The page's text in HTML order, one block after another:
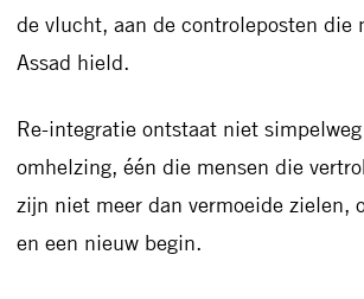
de vlucht, aan de controleposten die
Assad hield.
Re-integratie ontstaat niet
omhelzing, één die mensen die
zijn niet meer dan vermoeide zielen,
en een nieuw begin.